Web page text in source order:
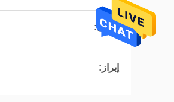
الوزن:
إبراز: